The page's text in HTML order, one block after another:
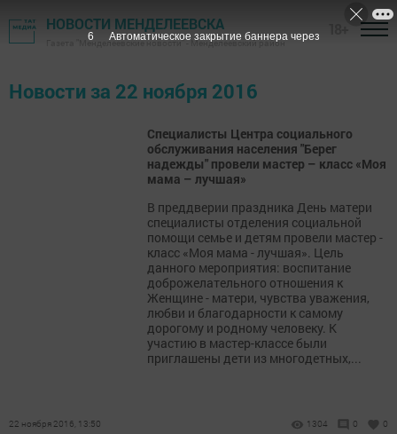
НОВОСТИ МЕНДЕЛЕЕВСКА
Газета "Менделеевские новости" - Менделеевский район
Новости за 22 ноября 2016
Специалисты Центра социального
обслуживания населения "Берег
надежды" провели мастер – класс «Моя
мама – лучшая»
В преддверии праздника День матери
специалисты отделения социальной
помощи семье и детям провели мастер -
класс «Моя мама - лучшая». Цель
данного мероприятия: воспитание
доброжелательного отношения к
Женщине - матери, чувства уважения,
любви и благодарности к самому
дорогому и родному человеку. К
участию в мастер-классе были
приглашены дети из многодетных,...
22 ноября 2016, 13:50 1304 0 0
6 Автоматическое закрытие баннера через